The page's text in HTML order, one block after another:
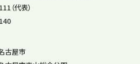
（代表）
古屋市